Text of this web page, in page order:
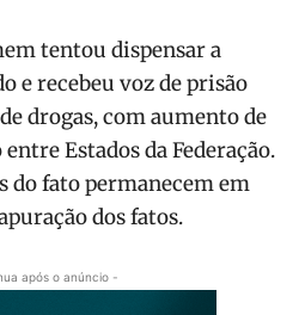
tentou dispensar a
e recebeu voz de prisão
drogas, com aumento de
Estados da Federação.
do fato permanecem em
dos fatos.
após o anúncio -